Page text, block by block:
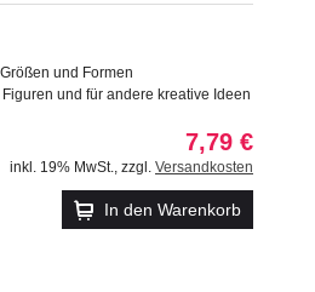
und Formen
und für andere kreative Ideen
7,79 €
inkl. 19% MwSt. zzgl. Versandkosten
In den Warenkorb